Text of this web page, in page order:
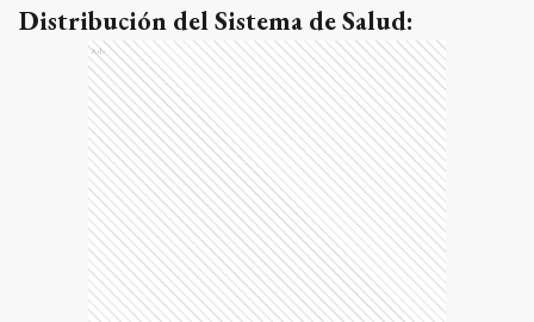
Distribución del Sistema de Salud:
Ads